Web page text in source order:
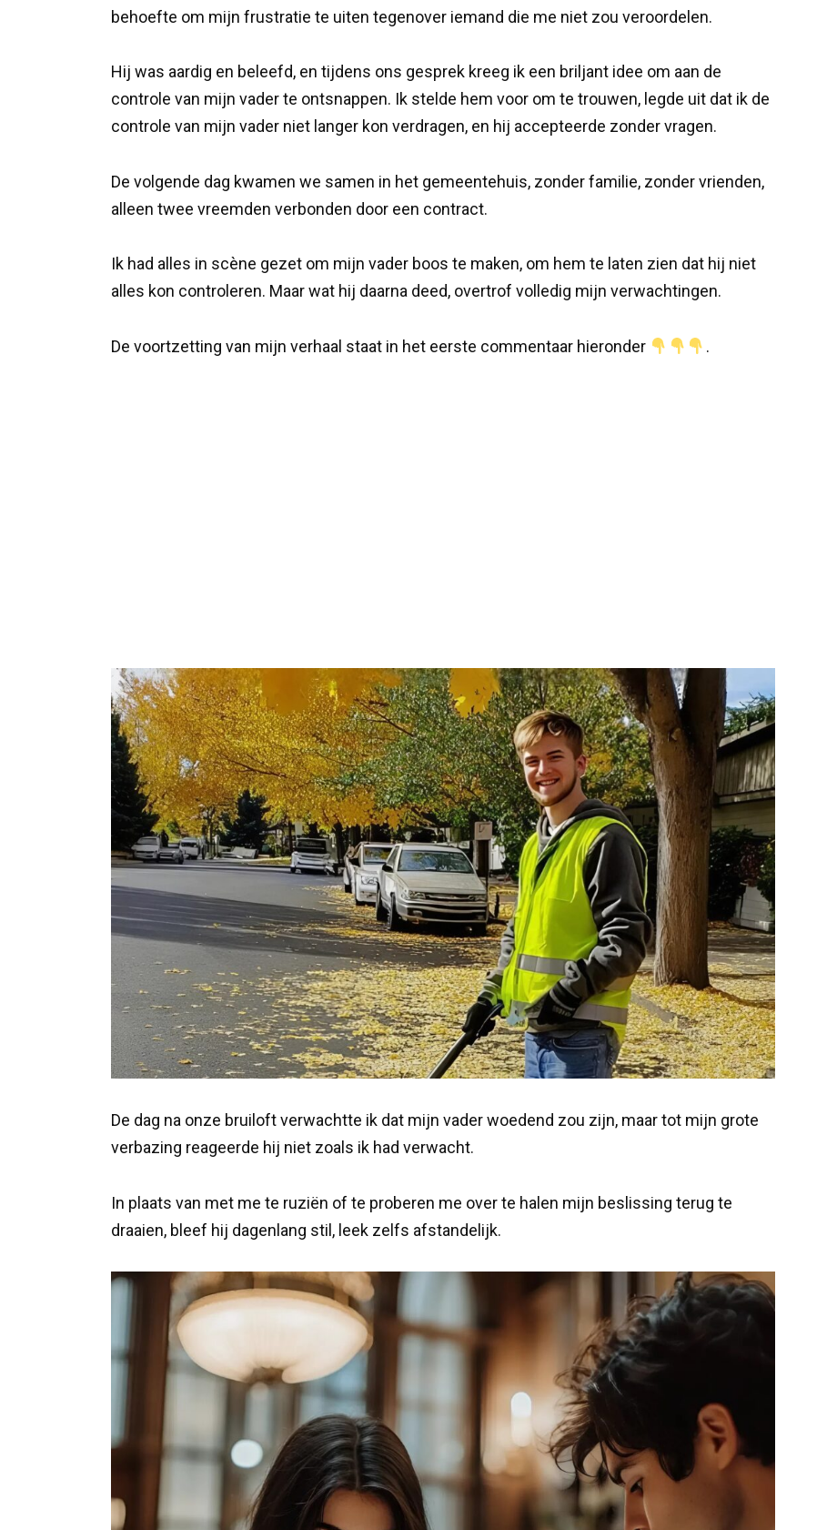
behoefte om mijn frustratie te uiten tegenover iemand die me niet zou veroordelen.
Hij was aardig en beleefd, en tijdens ons gesprek kreeg ik een briljant idee om aan de
controle van mijn vader te ontsnappen. Ik stelde hem voor om te trouwen, legde uit dat ik de
controle van mijn vader niet langer kon verdragen, en hij accepteerde zonder vragen.
De volgende dag kwamen we samen in het gemeentehuis, zonder familie, zonder vrienden,
alleen twee vreemden verbonden door een contract.
Ik had alles in scène gezet om mijn vader boos te maken, om hem te laten zien dat hij niet
alles kon controleren. Maar wat hij daarna deed, overtrof volledig mijn verwachtingen.
De voortzetting van mijn verhaal staat in het eerste commentaar hieronder .
De dag na onze bruiloft verwachtte ik dat mijn vader woedend zou zijn, maar tot mijn grote
verbazing reageerde hij niet zoals ik had verwacht.
In plaats van met me te ruziën of te proberen me over te halen mijn beslissing terug te
draaien, bleef hij dagenlang stil, leek zelfs afstandelijk.